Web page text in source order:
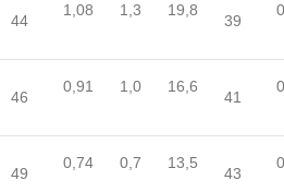
44
1,08 1,3 19,8
39
46
0,91 1,0 16,6
41
49
0,74 0,7 13,5
43